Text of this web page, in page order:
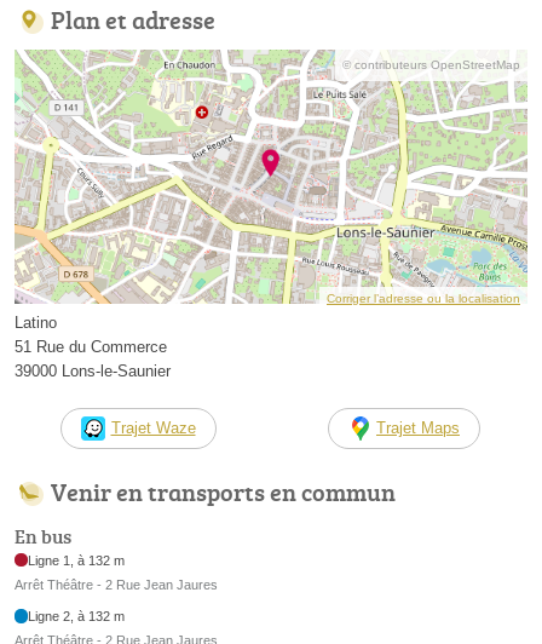
Plan et adresse
© contributeurs OpenStreetMap
Corriger l’adresse ou la localisation
Latino
51 Rue du Commerce
39000 Lons-le-Saunier
Trajet Waze Trajet Maps
Venir en transports en commun
En bus
Ligne 1, à 132 m
Arrêt Théâtre - 2 Rue Jean Jaures
Ligne 2, à 132 m
Arrêt Théâtre - 2 Rue Jean Jaures